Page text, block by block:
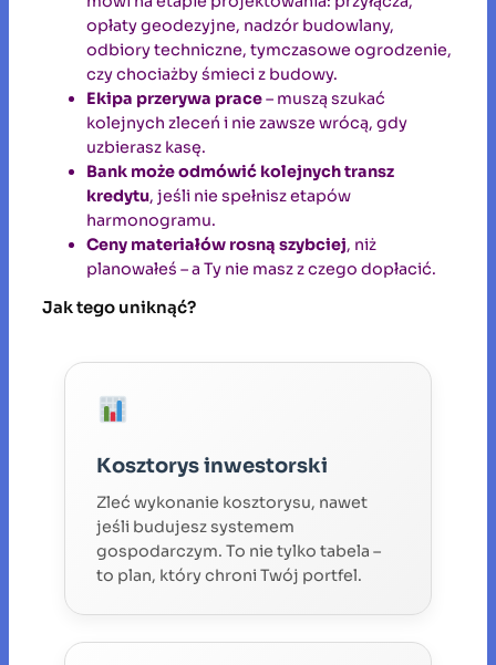
opłaty geodezyjne, nadzór budowlany,
odbiory techniczne, tymczasowe ogrodzenie,
czy chociażby śmieci z budowy.
Ekipa przerywa prace– muszą szukać
kolejnych zleceń i nie zawsze wrócą, gdy
uzbierasz kasę.
Bank może odmówić kolejnych transz
kredytu, jeśli nie spełnisz etapów
harmonogramu.
Ceny materiałów rosną szybciej, niż
planowałeś – a Ty nie masz z czego dopłacić.
Jak tego uniknąć?
Kosztorys inwestorski
Zleć wykonanie kosztorysu, nawet
jeśli budujesz systemem
gospodarczym. To nie tylko tabela –
to plan, który chroni Twój portfel.